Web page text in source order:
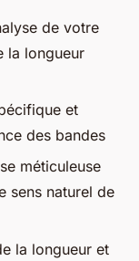
de votre
la longueur
et
des bandes
méticuleuse
sens naturel de
la longueur et